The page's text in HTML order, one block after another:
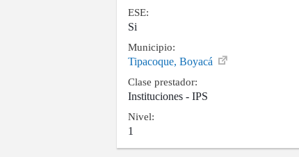
ESE:
Si
Municipio:
Tipacoque, Boyacá
Clase prestador:
Instituciones - IPS
Nivel:
1